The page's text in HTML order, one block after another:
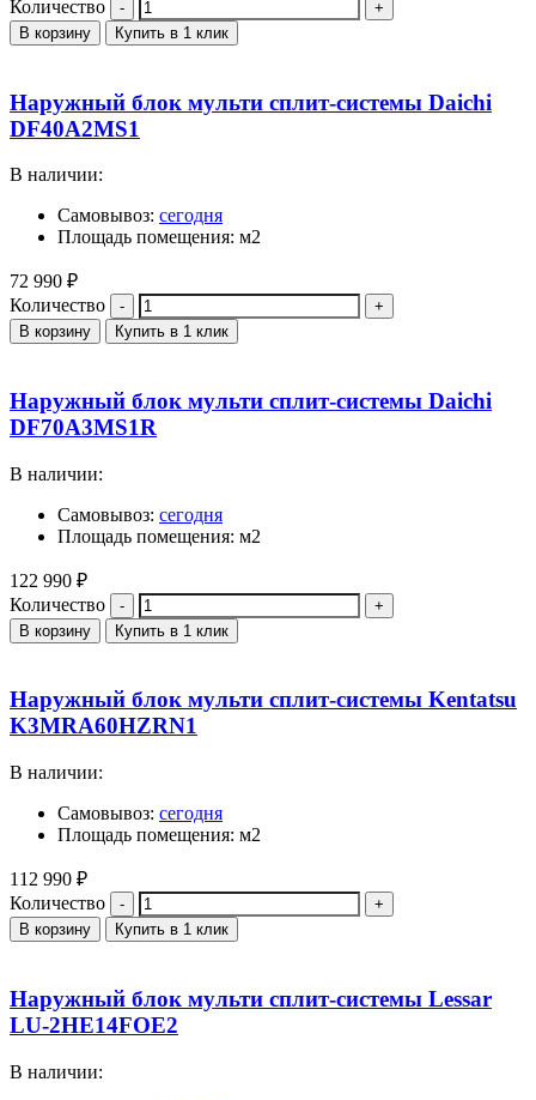
Количество
В корзину Купить в 1 клик
Наружный блок мульти сплит-системы Daichi
DF40A2MS1
В наличии:
Самовывоз: сегодня
Площадь помещения: м2
72 990 ₽
Количество
В корзину Купить в 1 клик
Наружный блок мульти сплит-системы Daichi
DF70A3MS1R
В наличии:
Самовывоз: сегодня
Площадь помещения: м2
122 990 ₽
Количество
В корзину Купить в 1 клик
Наружный блок мульти сплит-системы Kentatsu
K3MRA60HZRN1
В наличии:
Самовывоз: сегодня
Площадь помещения: м2
112 990 ₽
Количество
В корзину Купить в 1 клик
Наружный блок мульти сплит-системы Lessar
LU-2HE14FOE2
В наличии: